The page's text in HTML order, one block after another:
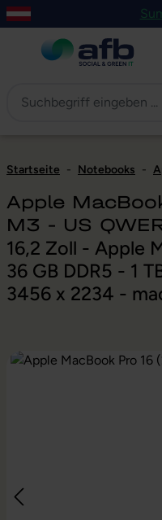
Hauptinhalt springen
Zur Navigation der B2B-
Startseite - Notebooks -
Apple
M3 - US
16,2 Zoll - Apple
36 GB DDR5 - 1
3456 x 2234 -
Bildergalerie überspringen